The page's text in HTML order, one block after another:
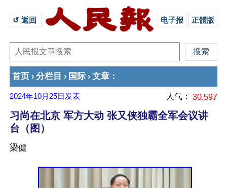
↺ 返回 电子报 正體版
首页 › 分栏目 › 国际 › 文章 ：
2024年10月25日 发表 人气： 30,597
习尚在北京 军方大动 张又侠独霸全军会议讲
台（图）
梁健